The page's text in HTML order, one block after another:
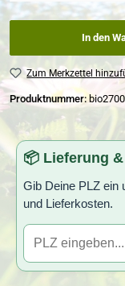
In den
Zum Merkzettel
Produktnummer:
📦 Lieferung
Gib Deine PLZ ein
und Lieferkosten.